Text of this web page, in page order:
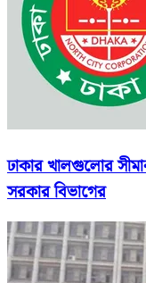
ঢাকার খালগুলোর
সরকার বিভাগের